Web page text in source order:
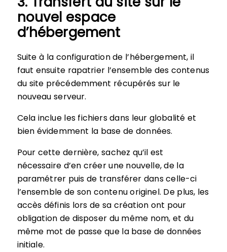
nouvel espace
d’hébergement
Suite à la configuration de l’hébergement, il
faut ensuite rapatrier l’ensemble des contenus
du site précédemment récupérés sur le
nouveau serveur.
Cela inclue les fichiers dans leur globalité et
bien évidemment la base de données.
Pour cette dernière, sachez qu’il est
nécessaire d’en créer une nouvelle, de la
paramétrer puis de transférer dans celle-ci
l’ensemble de son contenu originel. De plus, les
accès définis lors de sa création ont pour
obligation de disposer du même nom, et du
même mot de passe que la base de données
initiale.